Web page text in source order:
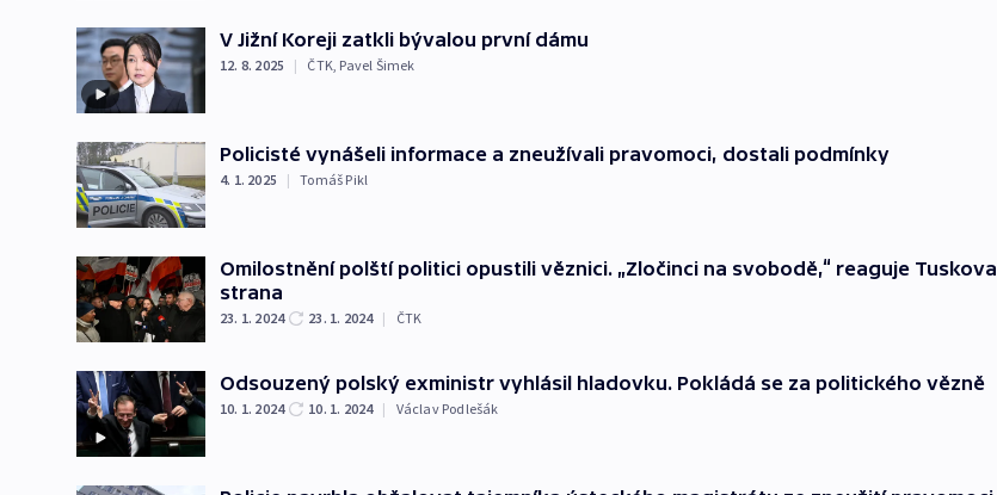
V Jižní Koreji zatkli bývalou první dámu
12. 8. 2025 | ČTK, Pavel Šimek
Policisté vynášeli informace a zneužívali pravomoci, dostali podmínky
4. 1. 2025 | Tomáš Pikl
Omilostnění polští politici opustili věznici. „Zločinci na svobodě,“ reaguje Tuskova
strana
23. 1. 2024 23. 1. 2024 | ČTK
Odsouzený polský exministr vyhlásil hladovku. Pokládá se za politického vězně
10. 1. 2024 10. 1. 2024 | Václav Podlešák